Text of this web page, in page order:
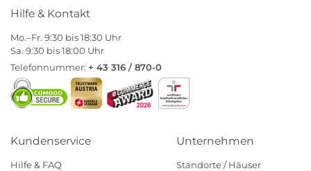
Hilfe & Kontakt
Mo.–Fr. 9:30 bis 18:30 Uhr
Sa. 9:30 bis 18:00 Uhr
Telefonnummer: + 43 316 / 870-0
Kundenservice
Hilfe & FAQ
Unternehmen
Standorte / Häuser